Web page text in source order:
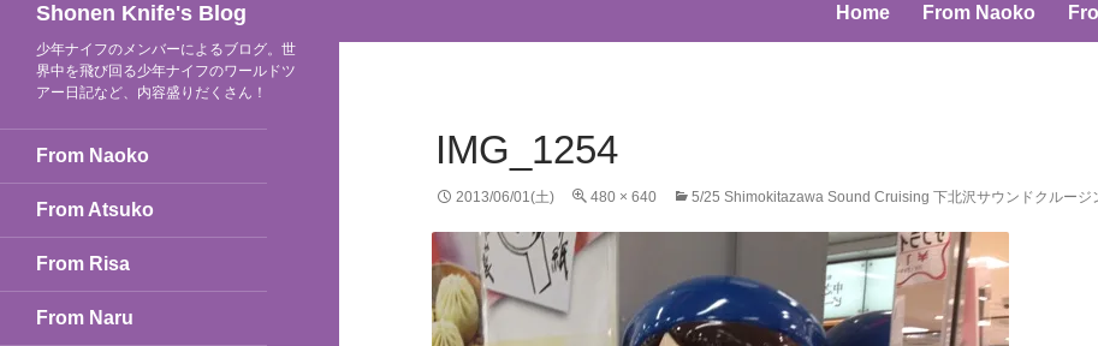
Shonen Knife's Blog Home From Naoko
IMG_1254
2013/06/01(土) 480 × 640 5/25 Shimokitazawa Sound Cruising 下北沢サウンドクルージ
少年ナイフのメンバーによるブログ。世
界中を飛び回る少年ナイフのワールドツ
アー日記など、内容盛りだくさん！
From Naoko
From Atsuko
From Risa
From Naru